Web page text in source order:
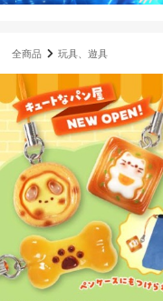
全商品 玩具、遊具